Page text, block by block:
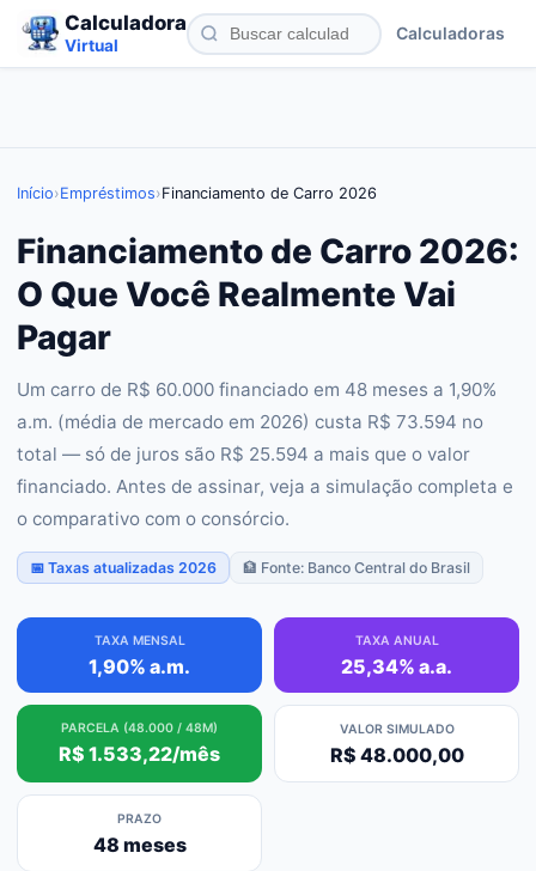
Calculadora
Virtual
Calculadoras
Início›Empréstimos›Financiamento de Carro 2026
Financiamento de Carro 2026:
O Que Você Realmente Vai
Pagar
Um carro de R$ 60.000 financiado em 48 meses a 1,90%
a.m. (média de mercado em 2026) custa R$ 73.594 no
total — só de juros são R$ 25.594 a mais que o valor
financiado. Antes de assinar, veja a simulação completa e
o comparativo com o consórcio.
📅 Taxas atualizadas 2026 🏦 Fonte: Banco Central do Brasil
TAXA MENSAL
1,90% a.m.
TAXA ANUAL
25,34% a.a.
PARCELA (48.000 / 48M)
R$ 1.533,22/mês
VALOR SIMULADO
R$ 48.000,00
PRAZO
48 meses